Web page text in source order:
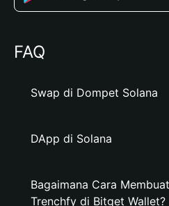
FAQ
Swap di Dompet Solana
DApp di Solana
Bagaimana Cara
Trenchfy di Bitget Wallet?